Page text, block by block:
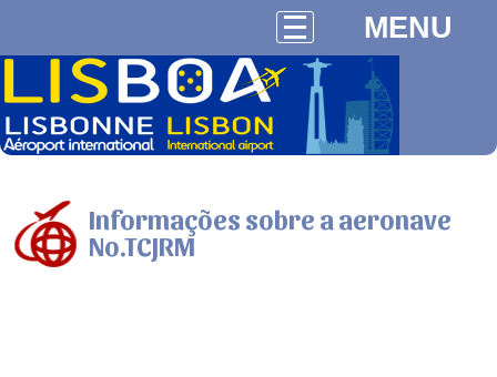
MENU
Informações sobre a aeronave
No.TCJRM